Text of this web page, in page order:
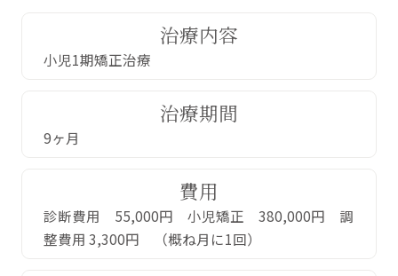
治療内容
小児1期矯正治療
治療期間
9ヶ月
費用
診断費用 55,000円 小児矯正 380,000円 調
整費用 3,300円 （概ね月に1回）